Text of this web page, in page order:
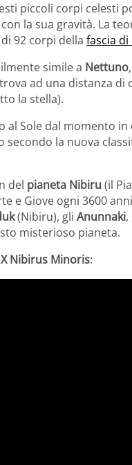
piccoli corpi celesti
la sua gravità. La
di 92 corpi della fascia
simile a Nettuno
ad una distanza di
la stella).
al Sole dal momento
secondo la nuova
del pianeta Nibiru (il
e Giove ogni 3600
(Nibiru), gli Anunnaki
misterioso pianeta.
Nibirus Minoris: